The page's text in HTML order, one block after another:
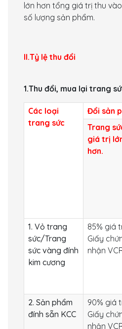
lớn hơn tổng giá trị thu
số lượng sản phẩm.
II.Tỷ lệ thu đổi
1.Thu đổi, mua lại trang
Các loại
trang sức
Đổi sản
Trang
giá trị
hơn.
1. Vỏ trang
sức/Trang
sức vàng đính
kim cương
85% giá
Giấy
nhận
2. Sản phẩm
đính sẵn KCC
90% giá
Giấy
nhận